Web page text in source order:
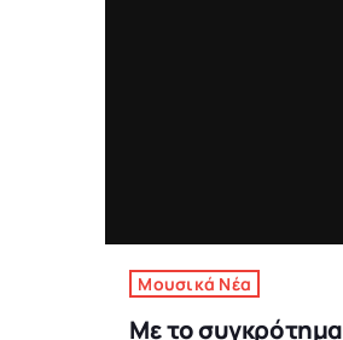
Μουσικά Νέα
Με το συγκρότημα